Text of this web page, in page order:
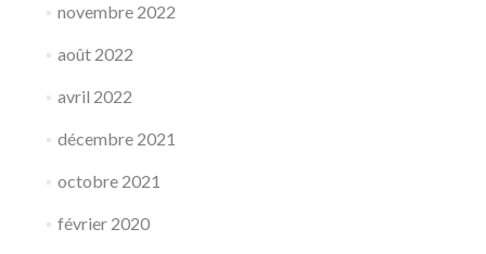
novembre 2022
août 2022
avril 2022
décembre 2021
octobre 2021
février 2020